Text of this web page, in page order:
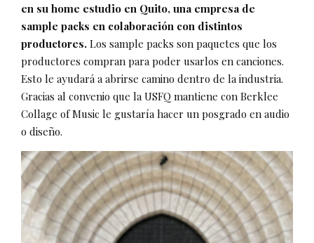
en su home estudio en Quito, una empresa de
sample packs en colaboración con distintos
productores. Los sample packs son paquetes que los
productores compran para poder usarlos en canciones.
Esto le ayudará a abrirse camino dentro de la industria.
Gracias al convenio que la USFQ mantiene con Berklee
Collage of Music le gustaría hacer un posgrado en audio
o diseño.